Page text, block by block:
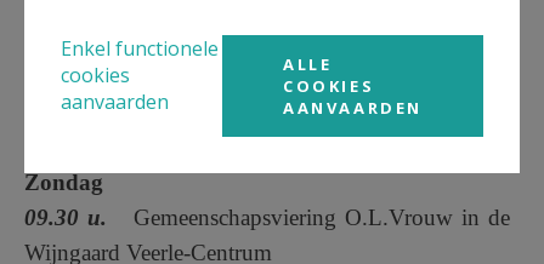
19.00 u.Gemeenschapsviering O.L.Vrouw
Meerhout-Gestel (Winterkerk) of Sint-Trudo
Zondag
09.30 u.
Gemeenschapsviering O.L.Vrouw in de
Wijngaard Veerle-Centrum
Enkel functionele
cookies
aanvaarden
ALLE
COOKIES
AANVAARDEN